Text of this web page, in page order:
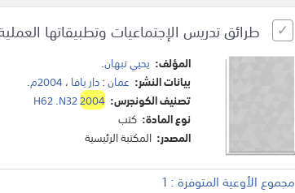
طرائق تدريس الإجتماعيات وتطبيقاتها
المؤلف: يحيي نبهان.
بيانات النشر: عمان:دار يافا ، 2004م .
تصنيف الكونجرس:
H62 .N322004
نوع المادة: كتب
المصدر: المكتبة الرئيسية
مجموع الأوعية المتوفرة : 1